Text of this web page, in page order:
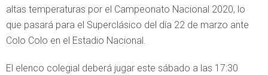
altas temperaturas por el Campeonato Nacional 2020, lo
que pasará para el Superclásico del día 22 de marzo ante
Colo Colo en el Estadio Nacional.
El elenco colegial deberá jugar este sábado a las 17:30